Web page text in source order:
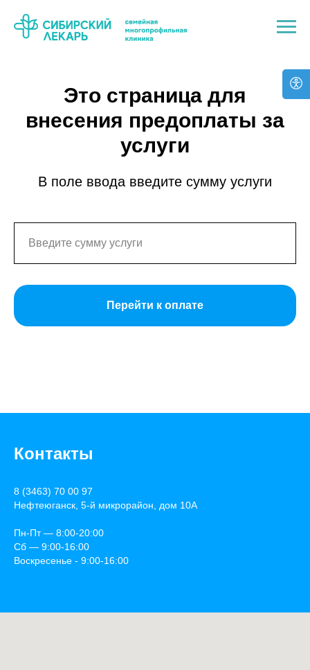
Это страница для
внесения предоплаты за
услуги
В поле ввода введите сумму услуги
Перейти к оплате
Контакты
8 (3463) 70 00 97
Нефтеюганск, 5-й микрорайон, дом 10А
Пн-Пт — 8:00-20:00
Сб — 9:00-16:00
Воскресенье - 9:00-16:00